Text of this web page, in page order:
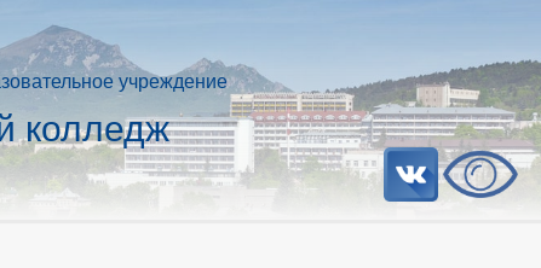
учреждение
колледж